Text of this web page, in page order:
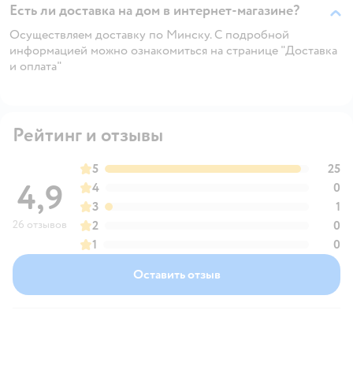
Есть ли доставка на дом в интернет-магазине?
Осуществляем доставку по Минску. С подробной
информацией можно ознакомиться на странице "Доставка
и оплата"
Рейтинг и отзывы
4,9
26 отзывов
5
25
4
0
3
1
2
0
1
0
Оставить отзыв